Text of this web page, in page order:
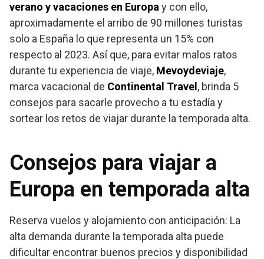
verano y vacaciones en Europa y con ello,
aproximadamente el arribo de 90 millones turistas
solo a España lo que representa un 15% con
respecto al 2023. Así que, para evitar malos ratos
durante tu experiencia de viaje, Mevoydeviaje,
marca vacacional de Continental Travel , brinda 5
consejos para sacarle provecho a tu estadía y
sortear los retos de viajar durante la temporada alta.
Consejos para viajar a
Europa en temporada alta
Reserva vuelos y alojamiento con anticipación: La
alta demanda durante la temporada alta puede
dificultar encontrar buenos precios y disponibilidad